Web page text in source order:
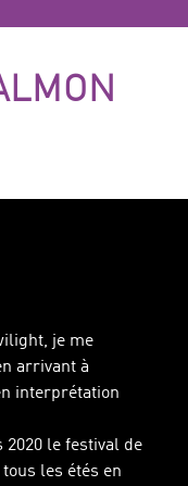
je me
arrivant à
interprétation
le festival de
les étés en